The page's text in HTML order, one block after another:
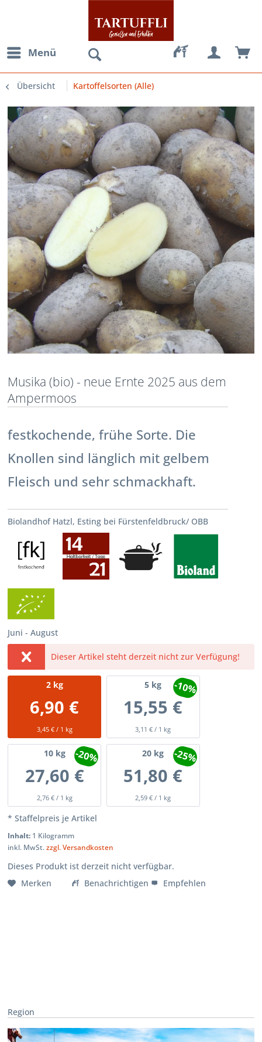
Menü
Übersicht Kartoffelsorten (Alle)
Musika (bio) - neue Ernte 2025 aus dem
Ampermoos
festkochende, frühe Sorte. Die
Knollen sind länglich mit gelbem
Fleisch und sehr schmackhaft.
Biolandhof Hatzl, Esting bei Fürstenfeldbruck/ OBB
Juni - August
Dieser Artikel steht derzeit nicht zur Verfügung!
2kg
6,90 €
3,45 € / 1 kg
5 kg
15,55 €
3,11 € / 1 kg
-10%
10kg
27,60 €
2,76 € / 1 kg
-20% 20 kg
51,80 €
2,59 € / 1 kg
-25%
* Staffelpreis je Artikel
Inhalt: 1 Kilogramm
inkl. MwSt.zzgl. Versandkosten
Dieses Produkt ist derzeit nicht verfügbar.
Merken
Benachrichtigen Empfehlen
Region